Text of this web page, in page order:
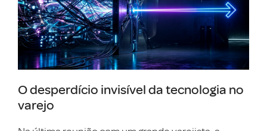
O desperdício invisível da tecnologia no
varejo